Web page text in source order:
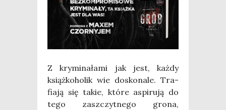
Z kry­mi­na­ła­mi jak jest, każ­dy
książ­ko­ho­lik wie dosko­na­le. Tra­
fia­ją się takie, któ­re aspi­ru­ją do
tego zaszczyt­ne­go gro­na,